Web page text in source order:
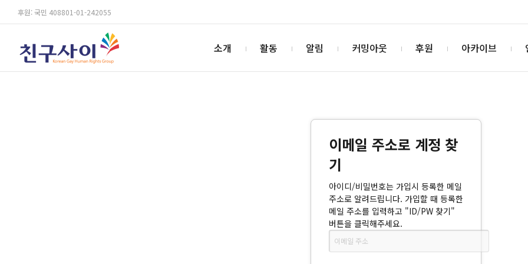
후원: 국민 408801-01-242055
소개 활동 알림 커밍아웃 후원 아카이브
이메일 주소로 계정 찾
기
아이디/비밀번호는 가입시 등록한 메일
주소로 알려드립니다. 가입할 때 등록한
메일 주소를 입력하고 "ID/PW 찾기"
버튼을 클릭해주세요.